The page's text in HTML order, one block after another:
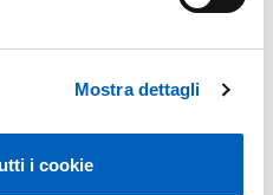
Mostra dettagli
i cookie